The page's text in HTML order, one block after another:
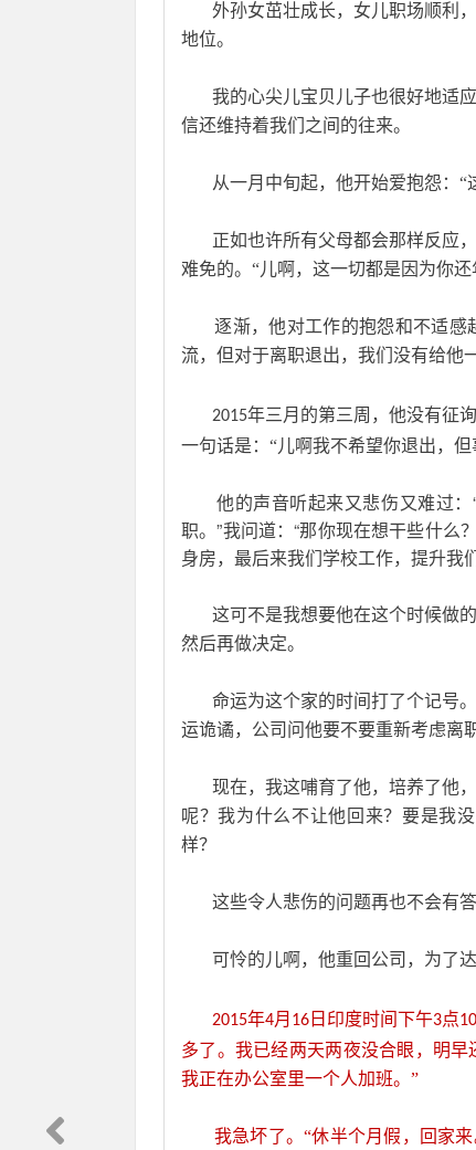
外孙女茁壮成长，女儿职场顺利，
地位。
我的心尖儿宝贝儿子也很好地适应
信还维持着我们之间的往来。
从一月中旬起，他开始爱抱怨：“
正如也许所有父母都会那样反应，
难免的。“儿啊，这一切都是因为你
逐渐，他对工作的抱怨和不适感
流，但对于离职退出，我们没有给他
2015年三月的第三周，他没有征
一句话是：“儿啊我不希望你退出，
他的声音听起来又悲伤又难过：
职。”我问道：“那你现在想干些什么
身房，最后来我们学校工作，提升我
这可不是我想要他在这个时候做的
然后再做决定。
命运为这个家的时间打了个记号。
运诡谲，公司问他要不要重新考虑离
现在，我这哺育了他，培养了他，
呢？我为什么不让他回来？要是我
样？
这些令人悲伤的问题再也不会有答
可怜的儿啊，他重回公司，为了达
2015年4月 16 日印度时间下午3点10
多了。我已经两天两夜没合眼，明
我正在办公室里一个人加班。”
我急坏了。“休半个月假，回家来